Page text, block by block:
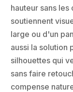
hauteur sans
soutiennent
large ou d'un
aussi la solution
silhouettes qui
sans faire
compense